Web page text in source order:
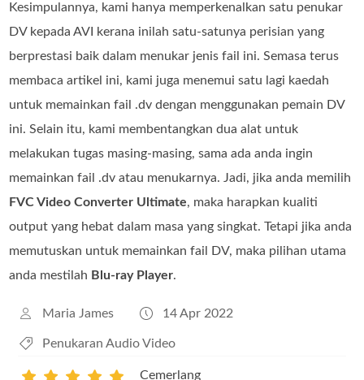
Kesimpulannya, kami hanya memperkenalkan satu penukar
DV kepada AVI kerana inilah satu-satunya perisian yang
berprestasi baik dalam menukar jenis fail ini. Semasa terus
membaca artikel ini, kami juga menemui satu lagi kaedah
untuk memainkan fail .dv dengan menggunakan pemain DV
ini. Selain itu, kami membentangkan dua alat untuk
melakukan tugas masing-masing, sama ada anda ingin
memainkan fail .dv atau menukarnya. Jadi, jika anda memilih
FVC Video Converter Ultimate, maka harapkan kualiti
output yang hebat dalam masa yang singkat. Tetapi jika anda
memutuskan untuk memainkan fail DV, maka pilihan utama
anda mestilah Blu-ray Player.
Maria James 14 Apr 2022
Penukaran Audio Video
Cemerlang